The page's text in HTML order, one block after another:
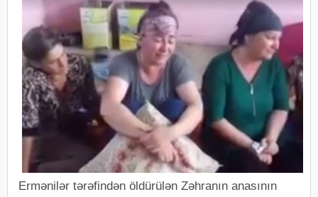
Ermənilər tərəfindən öldürülən Zəhranın anasının